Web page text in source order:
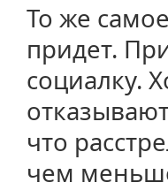
То же
придет.
социалку.
что
чем